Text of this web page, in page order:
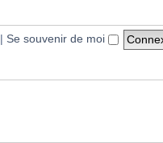
r
m
e
s
l
t
e
l
| Se souvenir de moi